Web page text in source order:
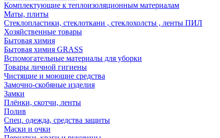
Комплектующие к теплоизоляционным материалам
Маты, плиты
Стеклопластики, стеклоткани , стеклохолсты , ленты ПИЛ
Хозяйственные товары
Бытовая химия
Бытовая химия GRASS
Вспомогательные материалы для уборки
Товары личной гигиены
Чистящие и моющие средства
Замочно-скобяные изделия
Замки
Плёнки, скотчи, ленты
Полив
Спец. одежда, средства защиты
Маски и очки